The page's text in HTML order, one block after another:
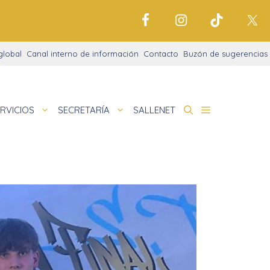
Canal interno de información Contacto Buzón de sugerencias
didácticas
justo
SECRETARÍA SALLENET